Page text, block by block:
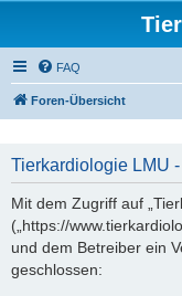
FAQ
Foren-Übersicht
Tierkardiologie LMU
Mit dem Zugriff auf
(„https://
und dem Betreiber ein
geschlossen: